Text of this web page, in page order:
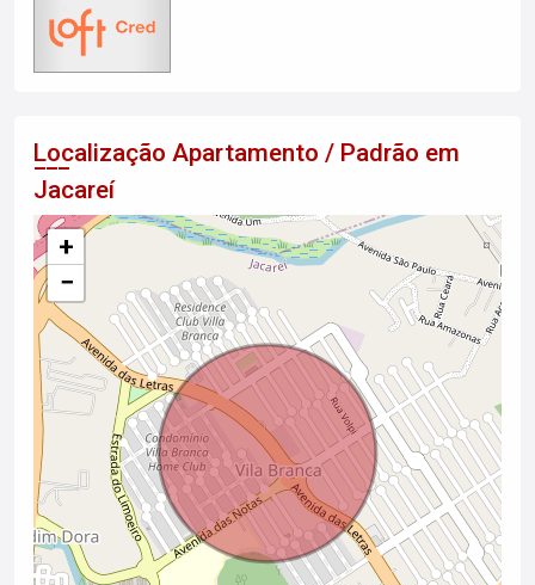
Localização Apartamento / Padrão em
Jacareí
+
−